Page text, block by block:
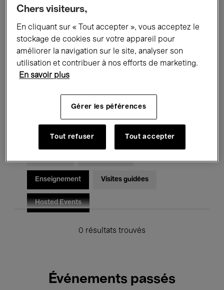
Tous les événements Concerts
Expositions Performances
Rencontres & Débats
Musique classique Global Music
Enseignement Visites guidées
Hosted Events
0 résultats trouvés
Événements passés
Chers visiteurs,
En cliquant sur « Tout accepter », vous acceptez le
stockage de cookies sur votre appareil pour
améliorer la navigation sur le site, analyser son
utilisation et contribuer à nos efforts de marketing.
En savoir plus
Gérer les péférences
Tout refuser Tout accepter